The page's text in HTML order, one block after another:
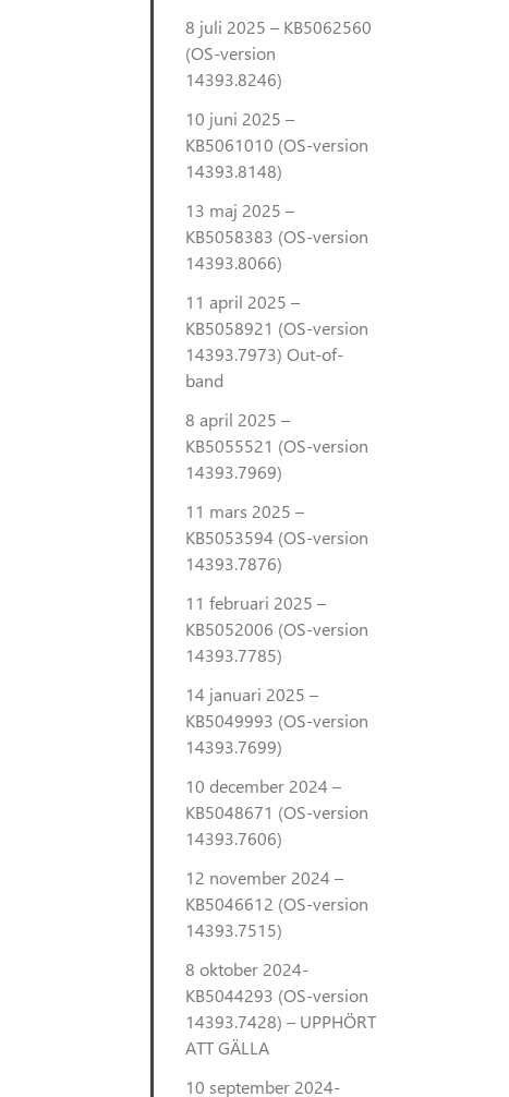
8 juli 2025 – KB5062560
(OS-version
14393.8246)
10 juni 2025 –
KB5061010 (OS-version
14393.8148)
13 maj 2025 –
KB5058383 (OS-version
14393.8066)
11 april 2025 –
KB5058921 (OS-version
14393.7973) Out-of-
band
8 april 2025 –
KB5055521 (OS-version
14393.7969)
11 mars 2025 –
KB5053594 (OS-version
14393.7876)
11 februari 2025 –
KB5052006 (OS-version
14393.7785)
14 januari 2025 –
KB5049993 (OS-version
14393.7699)
10 december 2024 –
KB5048671 (OS-version
14393.7606)
12 november 2024 –
KB5046612 (OS-version
14393.7515)
8 oktober 2024-
KB5044293 (OS-version
14393.7428) – UPPHÖRT
ATT GÄLLA
10 september 2024-